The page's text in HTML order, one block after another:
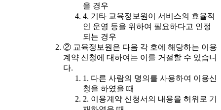
을 경우
4. 기타 교육정보원이 서비스의 효율적
인 운영 등을 위하여 필요하다고 인정
되는 경우
② 교육정보원은 다음 각 호에 해당하는 이용
계약 신청에 대하여는 이를 거절할 수 있습니
다.
1. 다른 사람의 명의를 사용하여 이용신
청을 하였을 때
2. 이용계약 신청서의 내용을 허위로 기